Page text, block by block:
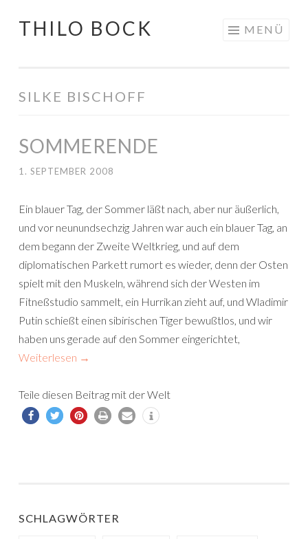
Springe
THILO BOCK MENÜ
SILKE BISCHOFF
SOMMERENDE
1. SEPTEMBER 2008
Ein blauer Tag, der Sommer läßt nach, aber nur äußerlich,
und vor neunundsechzig Jahren war auch ein blauer Tag, an
dem begann der Zweite Weltkrieg, und auf dem
diplomatischen Parkett rumort es wieder, denn der Osten
spielt mit den Muskeln, während sich der Westen im
Fitneßstudio sammelt, ein Hurrikan zieht auf, und Wladimir
Putin schießt einen sibirischen Tiger bewußtlos, und wir
haben uns gerade auf den Sommer eingerichtet,
Weiterlesen →
Teile diesen Beitrag mit der Welt
SCHLAGWÖRTER